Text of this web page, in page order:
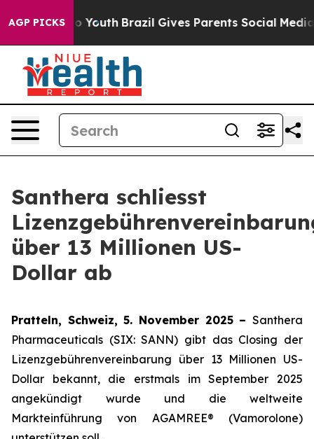
AGP PICKSto Youth Brazil Gives Parents Social Media
Santhera schliesst
über 13 Millionen US-
Dollar ab
Pratteln, Schweiz, 5. November 2025 – Santhera
Pharmaceuticals (SIX: SANN) gibt das Closing der
Lizenzgebührenvereinbarung über 13 Millionen US-
Dollar bekannt, die erstmals im September 2025
angekündigt wurde und die weltweite
Markteinführung von AGAMREE® (Vamorolone)